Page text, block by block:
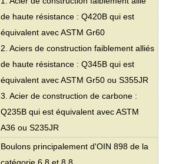
de haute résistance : Q420B qui est
équivalent avec ASTM Gr60
2. Aciers de construction faiblement alliés
de haute résistance : Q345B qui est
équivalent avec ASTM Gr50 ou S355JR
3. Acier de construction de carbone :
Q235B qui est équivalent avec ASTM
A36 ou S235JR
Boulons principalement d'OIN 898 de la